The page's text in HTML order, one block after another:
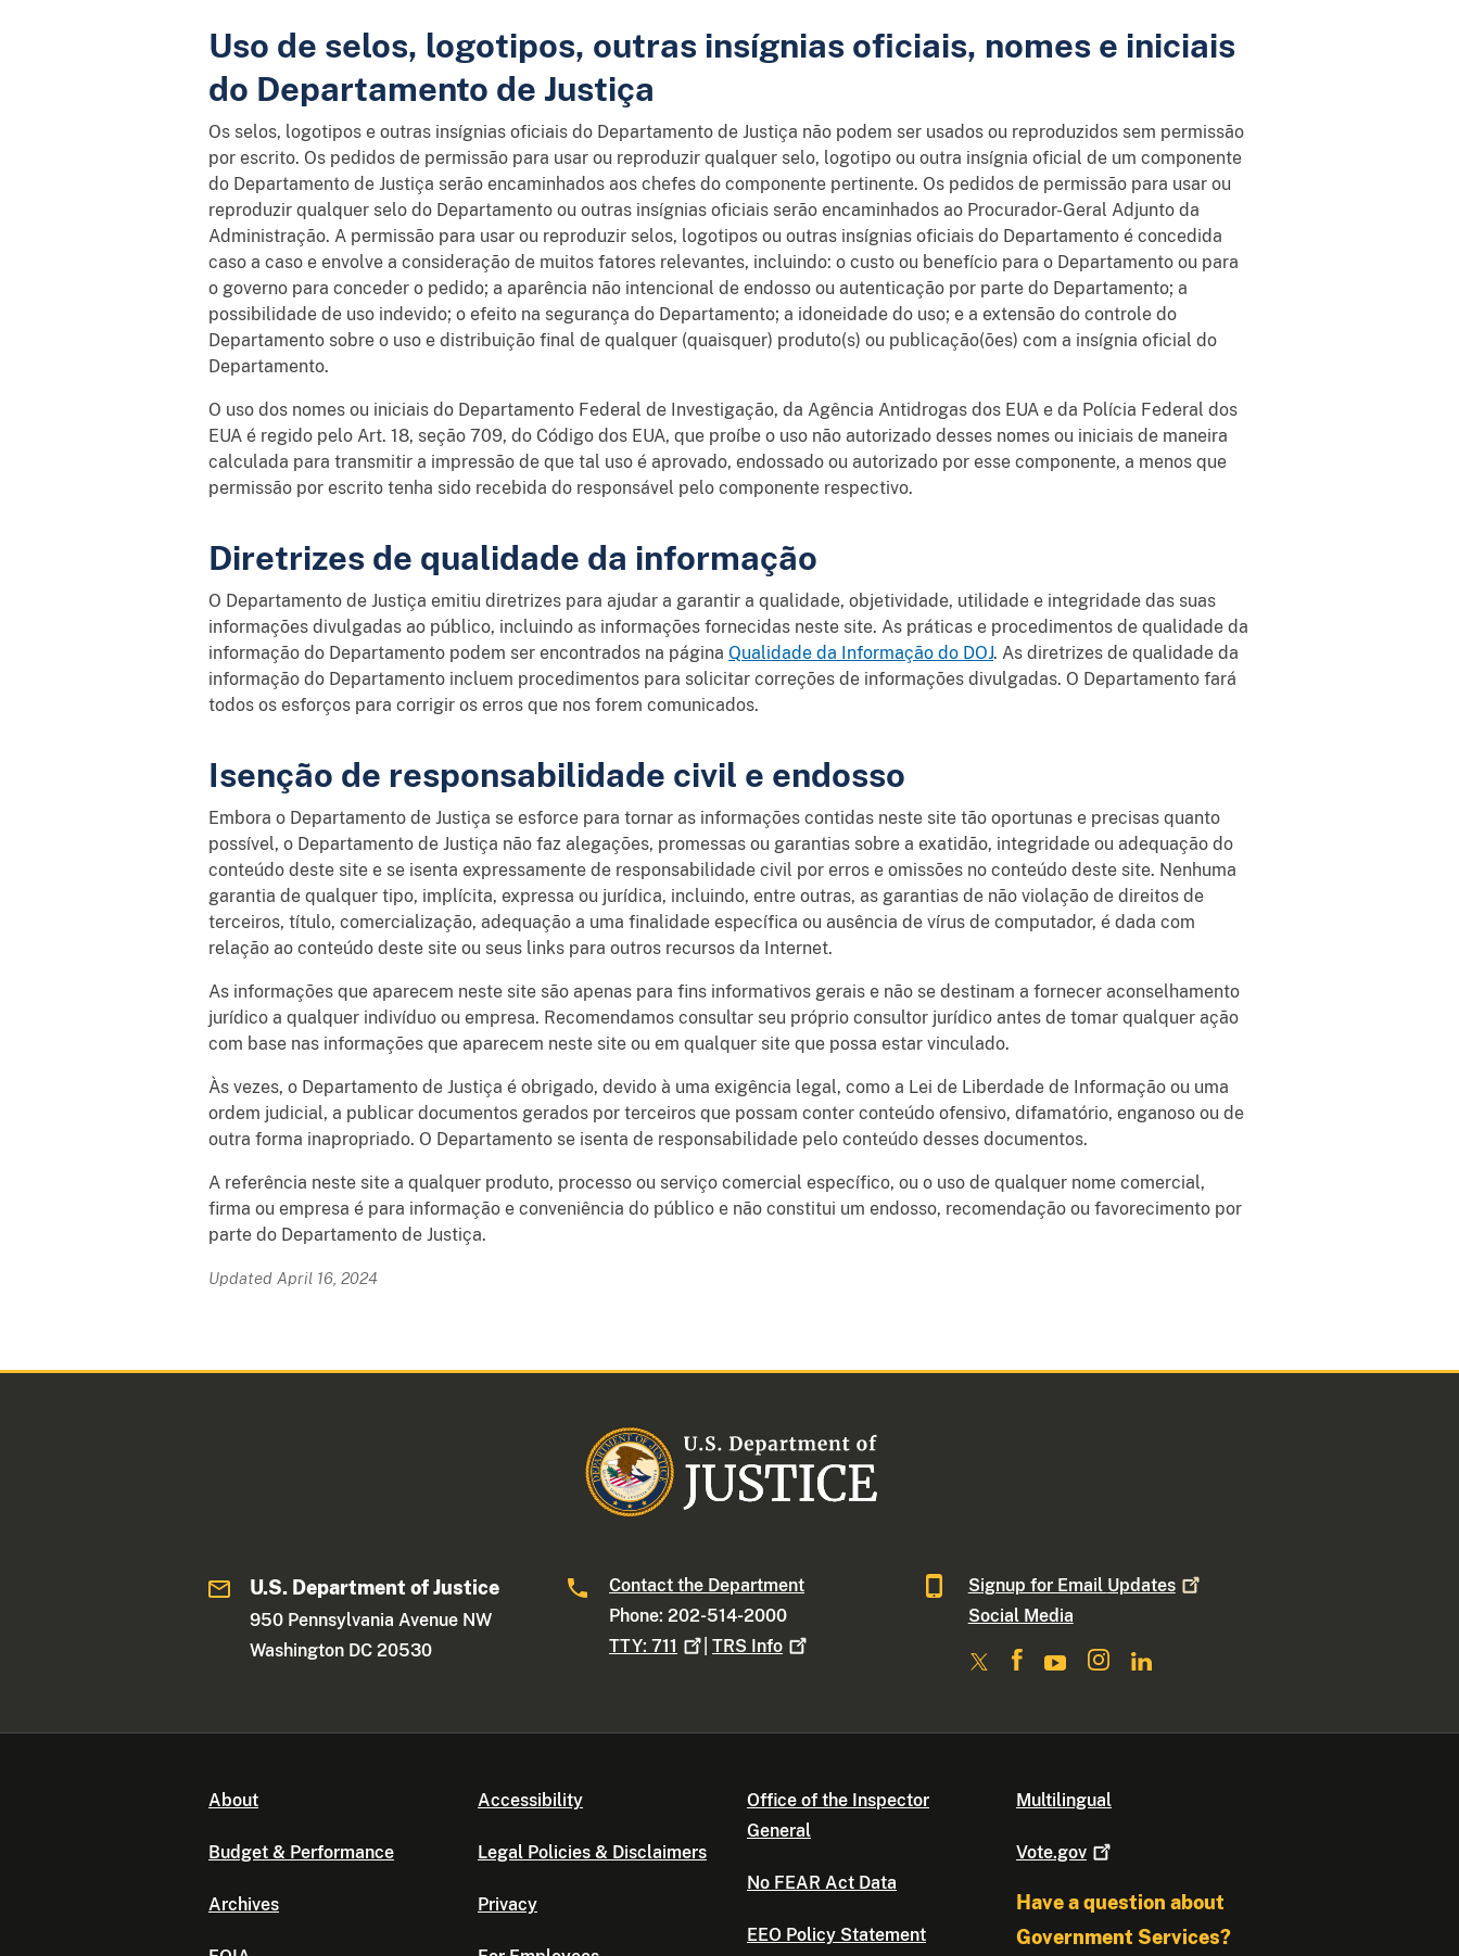
Uso de selos, logotipos, outras insígnias oficiais, nomes e iniciais
do Departamento de Justiça
Os selos, logotipos e outras insígnias oficiais do Departamento de Justiça não podem ser usados ou reproduzidos sem permissão
por escrito. Os pedidos de permissão para usar ou reproduzir qualquer selo, logotipo ou outra insígnia oficial de um componente
do Departamento de Justiça serão encaminhados aos chefes do componente pertinente. Os pedidos de permissão para usar ou
reproduzir qualquer selo do Departamento ou outras insígnias oficiais serão encaminhados ao Procurador-Geral Adjunto da
Administração. A permissão para usar ou reproduzir selos, logotipos ou outras insígnias oficiais do Departamento é concedida
caso a caso e envolve a consideração de muitos fatores relevantes, incluindo: o custo ou benefício para o Departamento ou para
o governo para conceder o pedido; a aparência não intencional de endosso ou autenticação por parte do Departamento; a
possibilidade de uso indevido; o efeito na segurança do Departamento; a idoneidade do uso; e a extensão do controle do
Departamento sobre o uso e distribuição final de qualquer (quaisquer) produto(s) ou publicação(ões) com a insígnia oficial do
Departamento.
O uso dos nomes ou iniciais do Departamento Federal de Investigação, da Agência Antidrogas dos EUA e da Polícia Federal dos
EUA é regido pelo Art. 18, seção 709, do Código dos EUA, que proíbe o uso não autorizado desses nomes ou iniciais de maneira
calculada para transmitir a impressão de que tal uso é aprovado, endossado ou autorizado por esse componente, a menos que
permissão por escrito tenha sido recebida do responsável pelo componente respectivo.
Diretrizes de qualidade da informação
O Departamento de Justiça emitiu diretrizes para ajudar a garantir a qualidade, objetividade, utilidade e integridade das suas
informações divulgadas ao público, incluindo as informações fornecidas neste site. As práticas e procedimentos de qualidade da
informação do Departamento podem ser encontrados na página Qualidade da Informação do DOJ. As diretrizes de qualidade da
informação do Departamento incluem procedimentos para solicitar correções de informações divulgadas. O Departamento fará
todos os esforços para corrigir os erros que nos forem comunicados.
Isenção de responsabilidade civil e endosso
Embora o Departamento de Justiça se esforce para tornar as informações contidas neste site tão oportunas e precisas quanto
possível, o Departamento de Justiça não faz alegações, promessas ou garantias sobre a exatidão, integridade ou adequação do
conteúdo deste site e se isenta expressamente de responsabilidade civil por erros e omissões no conteúdo deste site. Nenhuma
garantia de qualquer tipo, implícita, expressa ou jurídica, incluindo, entre outras, as garantias de não violação de direitos de
terceiros, título, comercialização, adequação a uma finalidade específica ou ausência de vírus de computador, é dada com
relação ao conteúdo deste site ou seus links para outros recursos da Internet.
As informações que aparecem neste site são apenas para fins informativos gerais e não se destinam a fornecer aconselhamento
jurídico a qualquer indivíduo ou empresa. Recomendamos consultar seu próprio consultor jurídico antes de tomar qualquer ação
com base nas informações que aparecem neste site ou em qualquer site que possa estar vinculado.
Às vezes, o Departamento de Justiça é obrigado, devido à uma exigência legal, como a Lei de Liberdade de Informação ou uma
ordem judicial, a publicar documentos gerados por terceiros que possam conter conteúdo ofensivo, difamatório, enganoso ou de
outra forma inapropriado. O Departamento se isenta de responsabilidade pelo conteúdo desses documentos.
A referência neste site a qualquer produto, processo ou serviço comercial específico, ou o uso de qualquer nome comercial,
firma ou empresa é para informação e conveniência do público e não constitui um endosso, recomendação ou favorecimento por
parte do Departamento de Justiça.
Updated April 16, 2024
U.S. Department of Justice
950 Pennsylvania Avenue NW
Washington DC 20530
Contact the Department
Phone: 202-514-2000
TTY:711 |TRS Info
Signup for Email Updates
Social Media
About
Budget & Performance
Archives
Accessibility
Legal Policies & Disclaimers
Privacy
Office of the Inspector
General
No FEAR Act Data
EEO Policy Statement
Multilingual
Vote.gov
Have a question about
Government Services?